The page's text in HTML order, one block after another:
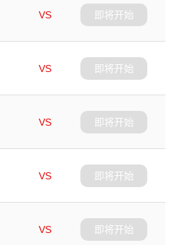
VS
即将开始
VS
即将开始
VS
即将开始
VS
即将开始
VS
即将开始